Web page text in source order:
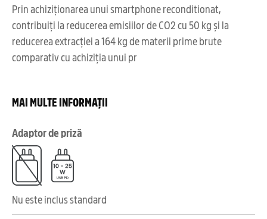
Prin achiziționarea unui smartphone reconditionat,
contribuiți la reducerea emisiilor de CO2 cu 50 kg și la
reducerea extracției a 164 kg de materii prime brute
comparativ cu achiziția unui pr
MAI MULTE INFORMAȚII
Adaptor de priză
Nu este inclus standard